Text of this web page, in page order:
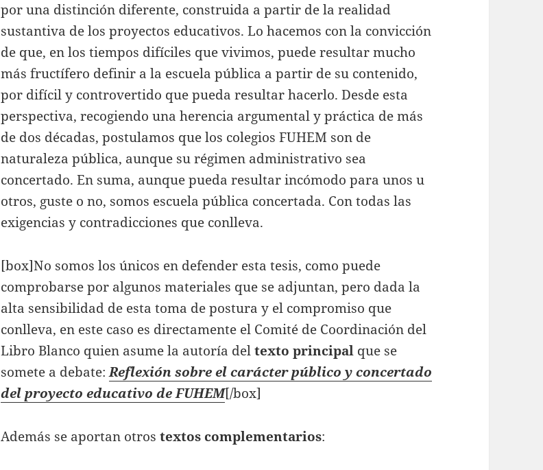
por una distinción diferente, construida a partir de la realidad
sustantiva de los proyectos educativos. Lo hacemos con la convicción
de que, en los tiempos difíciles que vivimos, puede resultar mucho
más fructífero definir a la escuela pública a partir de su contenido,
por difícil y controvertido que pueda resultar hacerlo. Desde esta
perspectiva, recogiendo una herencia argumental y práctica de más
de dos décadas, postulamos que los colegios FUHEM son de
naturaleza pública, aunque su régimen administrativo sea
concertado. En suma, aunque pueda resultar incómodo para unos u
otros, guste o no, somos escuela pública concertada. Con todas las
exigencias y contradicciones que conlleva.
[box]No somos los únicos en defender esta tesis, como puede
comprobarse por algunos materiales que se adjuntan, pero dada la
alta sensibilidad de esta toma de postura y el compromiso que
conlleva, en este caso es directamente el Comité de Coordinación del
Libro Blanco quien asume la autoría deltexto principal que se
somete a debate:Reflexión sobre el carácter público y concertado
del proyecto educativo de FUHEM[/box]
Además se aportan otros textos complementarios: